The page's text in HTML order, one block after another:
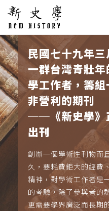
民國七十九年三
一群台灣青壯年
學工作者，籌組
非營利的期刊
──《新史學》
出刊
創辦一個學術性刊物而
久，要耗費鉅大的經費
精神，對學術工作者是
的考驗，除了參與者的
更需要學界廣泛而長期